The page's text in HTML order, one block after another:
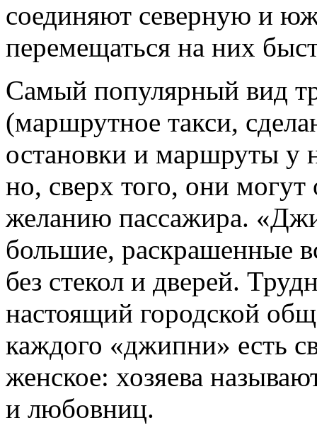
соединяют северную и
перемещаться на них
Самый популярный вид
(маршрутное такси,
остановки и маршруты у
но, сверх того, они могут
желанию пассажира.
большие, раскрашенные
без стекол и дверей.
настоящий городской
каждого «джипни» есть
женское: хозяева
и любовниц.